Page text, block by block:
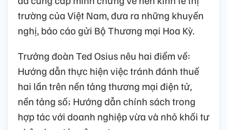
trường của Việt Nam, đưa ra những khuyến
nghị, báo cáo gửi Bộ Thương mại Hoa Kỳ.
Trưởng đoàn Ted Osius nêu hai điểm về:
Hướng dẫn thực hiện việc tránh đánh thuế
hai lần trên nền tảng thương mại điện tử,
nền tảng số; Hướng dẫn chính sách trong
hợp tác với doanh nghiệp vừa và nhỏ khối tư